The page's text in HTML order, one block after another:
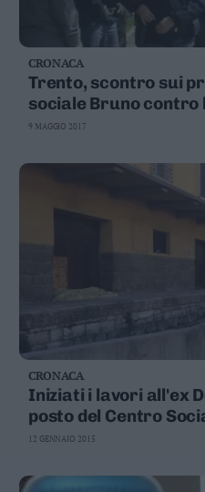
CRONACA
Trento, scontro sui
sociale Bruno contro
naufragio del 2011
9 MAGGIO 2017
CRONACA
Iniziati i lavori all'ex
posto del Centro
12 GENNAIO 2015